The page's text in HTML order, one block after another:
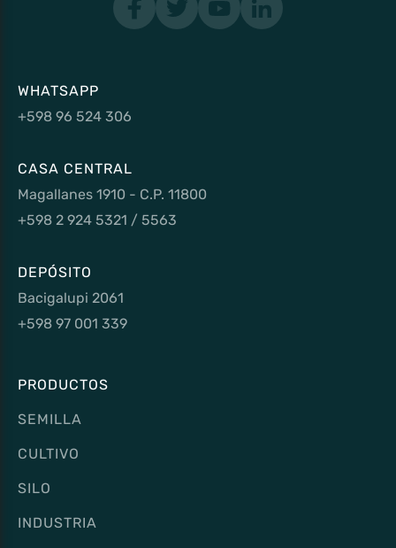
WHATSAPP
+598 96 524 306
CASA CENTRAL
Magallanes 1910 - C.P. 11800
+598 2 924 5321 / 5563
DEPÓSITO
Bacigalupi 2061
+598 97 001 339
PRODUCTOS
SEMILLA
CULTIVO
SILO
INDUSTRIA